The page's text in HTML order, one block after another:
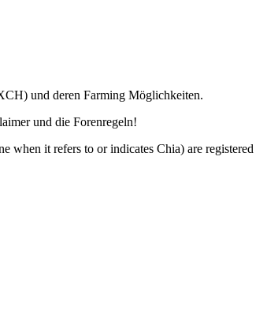
und deren Farming Möglichkeiten.
und die Forenregeln!
it refers to or indicates Chia) are registered